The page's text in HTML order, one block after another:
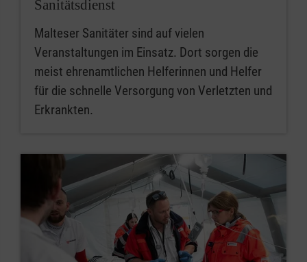
Sanitätsdienst
Malteser Sanitäter sind auf vielen
Veranstaltungen im Einsatz. Dort sorgen die
meist ehrenamtlichen Helferinnen und Helfer
für die schnelle Versorgung von Verletzten und
Erkrankten.